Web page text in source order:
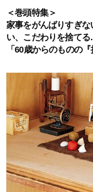
＜巻頭特集＞
家事をがんばりすぎ
い、こだわりを捨て
「60歳からのものの